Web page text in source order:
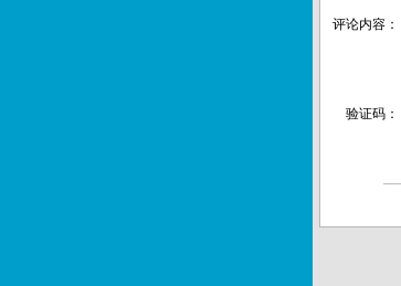
评论内容：
验证码：